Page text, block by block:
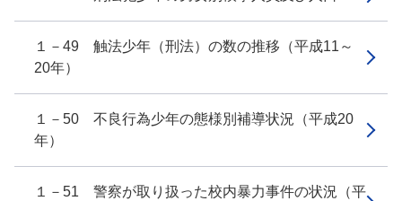
１－49 触法少年（刑法）の数の推移（平成11～
20年）
１－50 不良行為少年の態様別補導状況（平成20
年）
１－51 警察が取り扱った校内暴力事件の状況（平